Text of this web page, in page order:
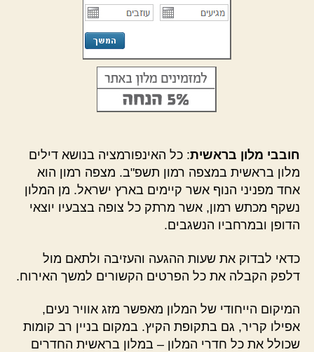
חובבי מלון בראשית: כל האינפורמציה בנושא דילים
מלון בראשית במצפה רמון תשפ"ב. מצפה רמון הוא
אחד מפניני הנוף אשר קיימים בארץ ישראל. מן המלון
נשקף מכתש רמון, אשר מרתק כל צופה בצבעיו יוצאי
הדופן ובמרחביו הנשגבים.
כדאי לבדוק את שעות ההגעה והעזיבה ולתאם מול
דלפק הקבלה את כל הפרטים הקשורים למשך האירוח.
המיקום הייחודי של המלון מאפשר מזג אוויר נעים,
אפילו קריר, גם בתקופת הקיץ. במקום בניין רב קומות
שכולל את כל חדרי המלון – במלון בראשית החדרים